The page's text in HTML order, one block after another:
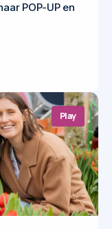
POP-UP en
Play